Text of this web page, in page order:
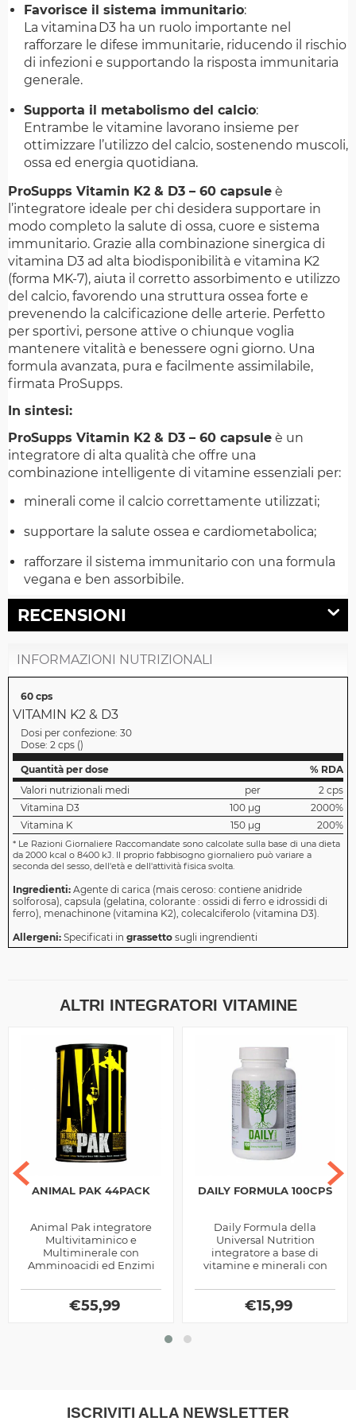
Favorisce il sistema immunitario:
La vitamina D3 ha un ruolo importante nel
rafforzare le difese immunitarie, riducendo il rischio
di infezioni e supportando la risposta immunitaria
generale.
Supporta il metabolismo del calcio:
Entrambe le vitamine lavorano insieme per
ottimizzare l’utilizzo del calcio, sostenendo muscoli,
ossa ed energia quotidiana.
ProSupps Vitamin K2 & D3 – 60 capsule è
l’integratore ideale per chi desidera supportare in
modo completo la salute di ossa, cuore e sistema
immunitario. Grazie alla combinazione sinergica di
vitamina D3 ad alta biodisponibilità e vitamina K2
(forma MK-7), aiuta il corretto assorbimento e utilizzo
del calcio, favorendo una struttura ossea forte e
prevenendo la calcificazione delle arterie. Perfetto
per sportivi, persone attive o chiunque voglia
mantenere vitalità e benessere ogni giorno. Una
formula avanzata, pura e facilmente assimilabile,
firmata ProSupps.
In sintesi:
ProSupps Vitamin K2 & D3 – 60 capsule è un
integratore di alta qualità che offre una
combinazione intelligente di vitamine essenziali per:
minerali come il calcio correttamente utilizzati;
supportare la salute ossea e cardiometabolica;
rafforzare il sistema immunitario con una formula
vegana e ben assorbibile.
RECENSIONI
INFORMAZIONI NUTRIZIONALI
60 cps
VITAMIN K2 & D3
Dosi per confezione: 30
Dose: 2 cps ()
Quantità per dose
% RDA
Valori nutrizionali medi
per
2 cps
Vitamina D3
100 µg
2000%
Vitamina K
150 µg 200%
* Le Razioni Giornaliere Raccomandate sono calcolate sulla base di una dieta
da 2000 kcal o 8400 kJ. Il proprio fabbisogno giornaliero può variare a
seconda del sesso, dell'età e dell'attività fisica svolta.
Ingredienti: Agente di carica (mais ceroso: contiene anidride
solforosa), capsula (gelatina, colorante : ossidi di ferro e idrossidi di
ferro), menachinone (vitamina K2), colecalciferolo (vitamina D3).
Allergeni: Specificati in grassetto sugli ingrendienti
ALTRI INTEGRATORI VITAMINE
ANIMAL PAK 44PACK
Animal Pak integratore
Multivitaminico e
Multiminerale con
Amminoacidi ed Enzimi
Universal Nutrition, ottimo
per chi pratica sport
€55,99
DAILY FORMULA 100CPS
Daily Formula della
Universal Nutrition
integratore a base di
vitamine e minerali con
vegetali, utile per favorire i
numerosi processi...
€15,99
ISCRIVITI ALLA NEWSLETTER